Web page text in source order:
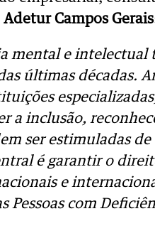
Adetur Campos Gerais
mental e intelectual
últimas décadas.
a inclusão,
ser estimuladas de
é garantir o
e
Pessoas com